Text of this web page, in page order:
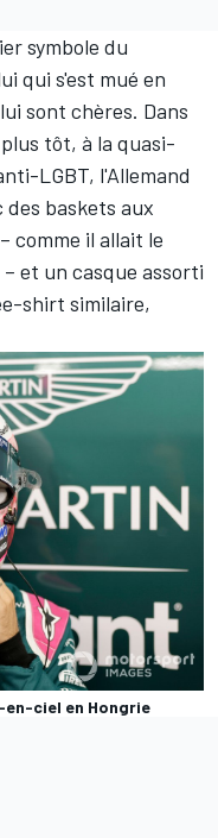
symbole du
qui s'est mué en
sont chères. Dans
tôt, à la quasi-
LGBT, l'Allemand
des baskets aux
comme il allait le
et un casque assorti
shirt similaire,
ciel en Hongrie